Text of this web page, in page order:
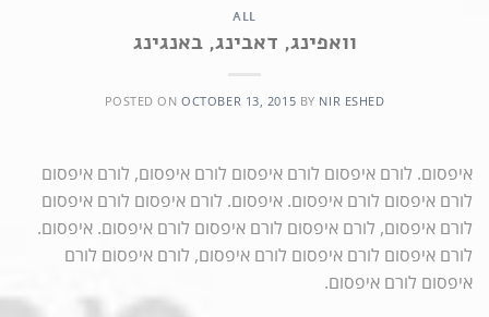
ALL
וואפינג, דאבינג, באנגינג
POSTED ONOCTOBER 13, 2015 BY NIR ESHED
איפסום. לורם איפסום לורם איפסום לורם איפסום, לורם איפסום
לורם איפסום לורם איפסום. איפסום. לורם איפסום לורם איפסום
לורם איפסום, לורם איפסום לורם איפסום לורם איפסום. איפסום.
לורם איפסום לורם איפסום לורם איפסום, לורם איפסום לורם
איפסום לורם איפסום.